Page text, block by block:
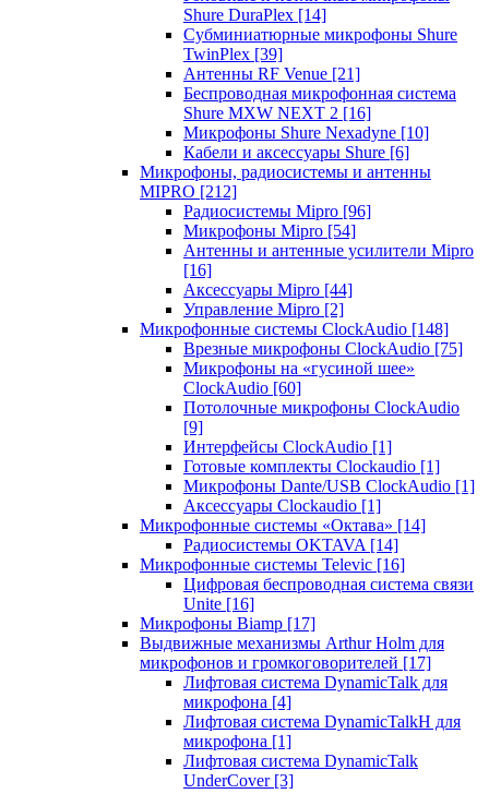
Shure DuraPlex [14]
Субминиатюрные микрофоны Shure
TwinPlex [39]
Антенны RF Venue [21]
Беспроводная микрофонная система
Shure MXW NEXT 2 [16]
Микрофоны Shure Nexadyne [10]
Кабели и аксессуары Shure [6]
Микрофоны, радиосистемы и антенны
MIPRO [212]
Радиосистемы Mipro [96]
Микрофоны Mipro [54]
Антенны и антенные усилители Mipro
[16]
Аксессуары Mipro [44]
Управление Mipro [2]
Микрофонные системы ClockAudio [148]
Врезные микрофоны ClockAudio [75]
Микрофоны на «гусиной шее»
ClockAudio [60]
Потолочные микрофоны ClockAudio
[9]
Интерфейсы ClockAudio [1]
Готовые комплекты Clockaudio [1]
Микрофоны Dante/USB ClockAudio [1]
Аксессуары Clockaudio [1]
Микрофонные системы «Октава» [14]
Радиосистемы OKTAVA [14]
Микрофонные системы Televic [16]
Цифровая беспроводная система связи
Unite [16]
Микрофоны Biamp [17]
Выдвижные механизмы Arthur Holm для
микрофонов и громкоговорителей [17]
Лифтовая система DynamicTalk для
микрофона [4]
Лифтовая система DynamicTalkH для
микрофона [1]
Лифтовая система DynamicTalk
UnderCover [3]